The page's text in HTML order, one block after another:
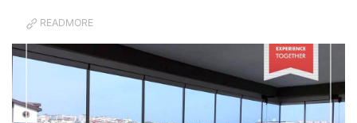
READMORE